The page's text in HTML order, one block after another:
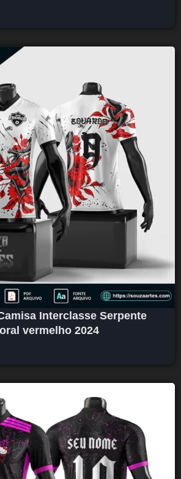
Interclasse Serpente
vermelho 2024